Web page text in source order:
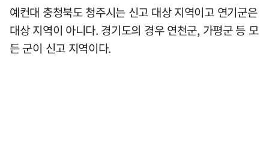
예컨대 충청북도 청주시는 신고 대상 지역이고 연기군은
대상 지역이 아니다. 경기도의 경우 연천군, 가평군 등 모
든 군이 신고 지역이다.